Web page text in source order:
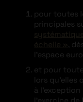
pour toutes
principales
échelle »,
l’espace
et pour
lors
à